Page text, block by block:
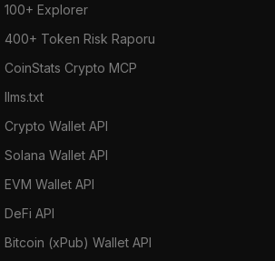
100+ Explorer
400+ Token Risk Raporu
CoinStats Crypto MCP
llms.txt
Crypto Wallet API
Solana Wallet API
EVM Wallet API
DeFi API
Bitcoin (xPub) Wallet API